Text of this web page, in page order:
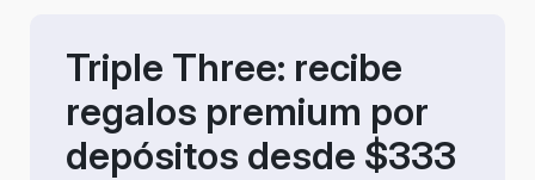
Triple Three: recibe
regalos premium por
depósitos desde $333